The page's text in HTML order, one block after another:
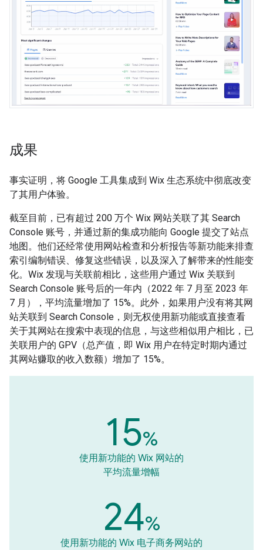
成果
事实证明，将 Google 工具集成到 Wix 生态系统中彻底改变
了其用户体验。
截至目前，已有超过 200 万个 Wix 网站关联了其 Search
Console 账号，并通过新的集成功能向 Google 提交了站点
地图。他们还经常使用网站检查和分析报告等新功能来排查
索引编制错误、修复这些错误，以及深入了解带来的性能变
化。Wix 发现与关联前相比，这些用户通过 Wix 关联到
Search Console 账号后的一年内（2022 年 7 月至 2023 年
7 月），平均流量增加了 15%。此外，如果用户没有将其网
站关联到 Search Console，则无权使用新功能或直接查看
关于其网站在搜索中表现的信息，与这些相似用户相比，已
关联用户的 GPV（总产值，即 Wix 用户在特定时期内通过
其网站赚取的收入数额）增加了 15%。
15%
使用新功能的 Wix 网站的
平均流量增幅
24%
使用新功能的 Wix 电子商务网站的